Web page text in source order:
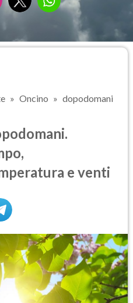
Oncino dopodomani
e venti